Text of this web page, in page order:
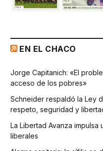
EN EL CHACO
Jorge Capitanich: «El
acceso de los pobres»
Schneider respaldó la Ley
respeto, seguridad y
La Libertad Avanza impulsa
liberales